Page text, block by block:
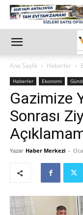
Ana Sayfa Haberler
Haberler Ekonomi
Gazimize
Sonrası
Yazar Haber Merkezi -